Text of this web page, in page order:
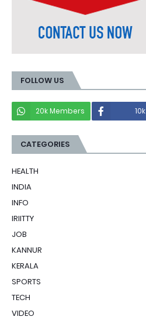
FOLLOW US
20k Members 10k
CATEGORIES
HEALTH
INDIA
INFO
IRIITTY
JOB
KANNUR
KERALA
SPORTS
TECH
VIDEO